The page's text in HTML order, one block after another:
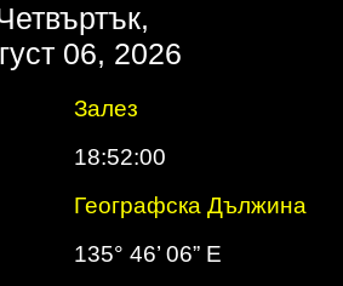
06, 2026
Залез
18:52:00
Географска Дължина
135° 46’ 06” E